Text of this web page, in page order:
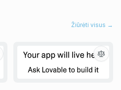
Žiūrėti visus →